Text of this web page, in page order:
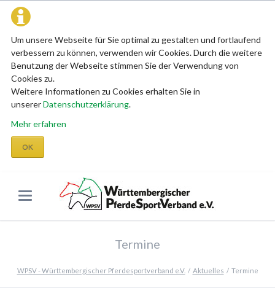
Um unsere Webseite für Sie optimal zu gestalten und fortlaufend
verbessern zu können, verwenden wir Cookies. Durch die weitere
Benutzung der Webseite stimmen Sie der Verwendung von
Cookies zu.
Weitere Informationen zu Cookies erhalten Sie in
unsererDatenschutzerklärung.
Mehr erfahren
OK
Termine
WPSV - Württembergischer Pferdesportverband e.V. Aktuelles Termine